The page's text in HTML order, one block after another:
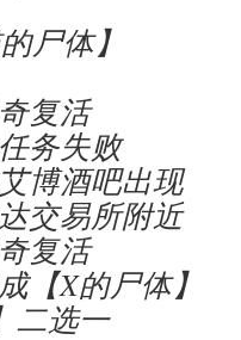
尸体】
复活
务失败
博酒吧出现
交易所附近
复活
【X的尸体】
二选一